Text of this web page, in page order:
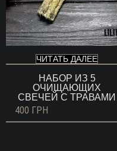
ЧИТАТЬ ДАЛЕЕ
НАБОР ИЗ 5
ОЧИЩАЮЩИХ
СВЕЧЕЙ С ТРАВАМИ
400 ГРН